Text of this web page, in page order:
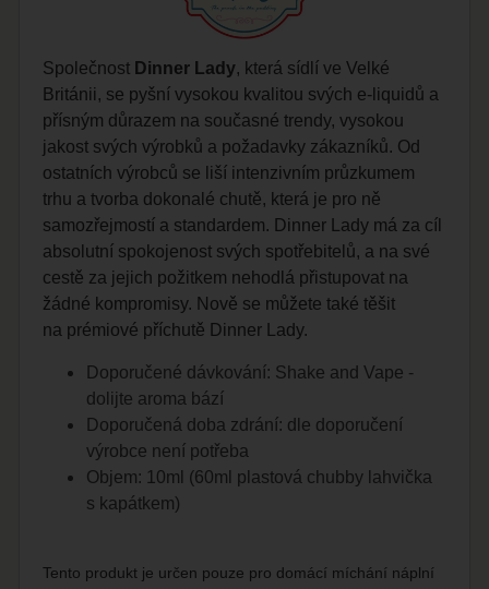
Společnost Dinner Lady, která sídlí ve Velké
Británii, se pyšní vysokou kvalitou svých e-liquidů a
přísným důrazem na současné trendy, vysokou
jakost svých výrobků a požadavky zákazníků. Od
ostatních výrobců se liší intenzivním průzkumem
trhu a tvorba dokonalé chutě, která je pro ně
samozřejmostí a standardem. Dinner Lady má za cíl
absolutní spokojenost svých spotřebitelů, a na své
cestě za jejich požitkem nehodlá přistupovat na
žádné kompromisy. Nově se můžete také těšit
na prémiové příchutě Dinner Lady.
Doporučené dávkování: Shake and Vape -
dolijte aroma bází
Doporučená doba zdrání: dle doporučení
výrobce není potřeba
Objem: 10ml (60ml plastová chubby lahvička
s kapátkem)
Tento produkt je určen pouze pro domácí míchání náplní